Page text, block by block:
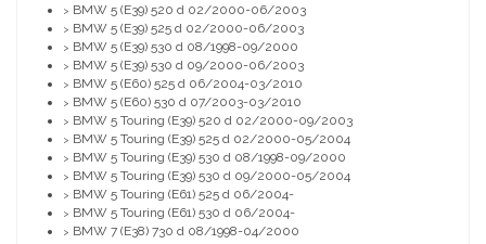
> BMW 5 (E39) 520 d 02/2000-06/2003
> BMW 5 (E39) 525 d 02/2000-06/2003
> BMW 5 (E39) 530 d 08/1998-09/2000
> BMW 5 (E39) 530 d 09/2000-06/2003
> BMW 5 (E60) 525 d 06/2004-03/2010
> BMW 5 (E60) 530 d 07/2003-03/2010
> BMW 5 Touring (E39) 520 d 02/2000-09/2003
> BMW 5 Touring (E39) 525 d 02/2000-05/2004
> BMW 5 Touring (E39) 530 d 08/1998-09/2000
> BMW 5 Touring (E39) 530 d 09/2000-05/2004
> BMW 5 Touring (E61) 525 d 06/2004-
> BMW 5 Touring (E61) 530 d 06/2004-
> BMW 7 (E38) 730 d 08/1998-04/2000